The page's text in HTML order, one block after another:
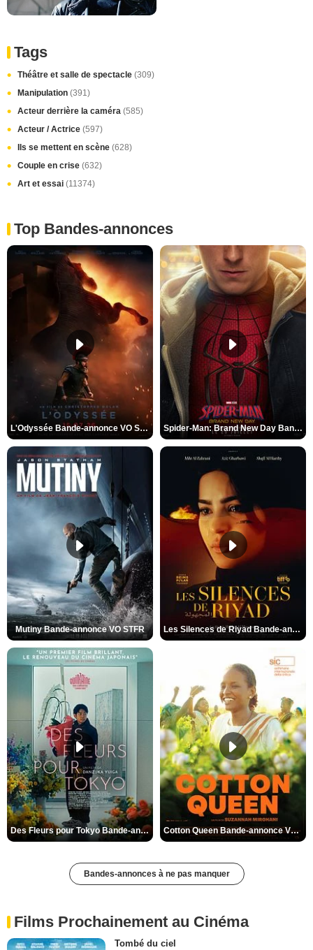
Tags
Théâtre et salle de spectacle (309)
Manipulation (391)
Acteur derrière la caméra (585)
Acteur / Actrice (597)
Ils se mettent en scène (628)
Couple en crise (632)
Art et essai (11374)
Top Bandes-annonces
L'Odyssée Bande-annonce VO STFR Spider-Man: Brand New Day Bande-annonce VO STFR
Mutiny Bande-annonce VO STFR Les Silences de Riyad Bande-annonce VO STFR
Des Fleurs pour Tokyo Bande-annonce VO STFR Cotton Queen Bande-annonce VO STFR
Bandes-annonces à ne pas manquer
Films Prochainement au Cinéma
Tombé du ciel